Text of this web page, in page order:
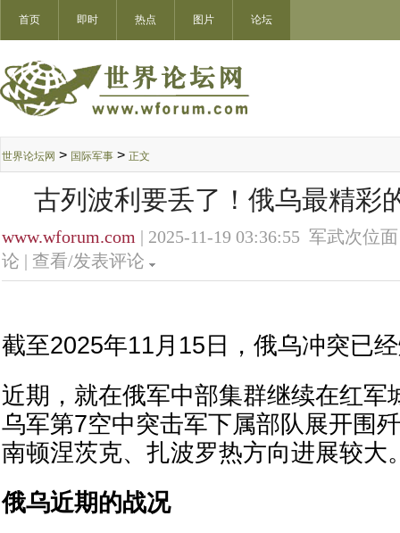
首页 即时 热点 图片 论坛
世界论坛网 > 国际军事 > 正文
古列波利要丢了！俄乌最精彩
www.wforum.com | 2025-11-19 03:36:55 军武次位
论 | 查看/发表评论
截至2025年11月15日，俄乌冲突已
近期，就在俄军中部集群继续在红军
乌军第7空中突击军下属部队展开围
南顿涅茨克、扎波罗热方向进展较大
俄乌近期的战况